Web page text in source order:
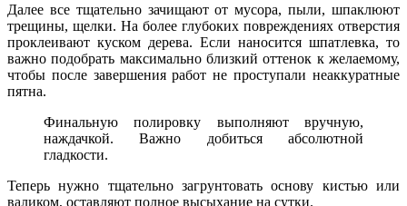
Далее все тщательно зачищают от мусора, пыли, шпаклюют
трещины, щелки. На более глубоких повреждениях отверстия
проклеивают куском дерева. Если наносится шпатлевка, то
важно подобрать максимально близкий оттенок к желаемому,
чтобы после завершения работ не проступали неаккуратные
пятна.
Финальную полировку выполняют вручную,
наждачкой. Важно добиться абсолютной
гладкости.
Теперь нужно тщательно загрунтовать основу кистью или
валиком, оставляют полное высыхание на сутки.